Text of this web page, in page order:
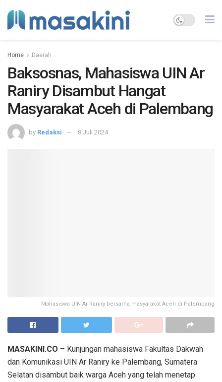
Home Daerah
Baksosnas, Mahasiswa UIN Ar
Raniry Disambut Hangat
Masyarakat Aceh di Palembang
by Redaksi 8 Juli 2024
Mahasiswa UIN Ar Raniry bersama masyarakat Aceh di Palembang
MASAKINI.CO – Kunjungan mahasiswa Fakultas Dakwah
dan Komunikasi UIN Ar Raniry ke Palembang, Sumatera
Selatan disambut baik warga Aceh yang telah menetap